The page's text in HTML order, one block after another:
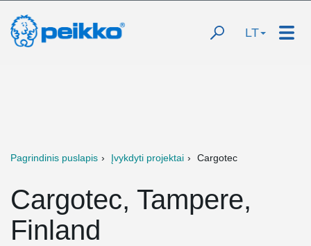
LT
Pagrindinis puslapis Įvykdyti projektai Cargotec
Cargotec, Tampere,
Finland